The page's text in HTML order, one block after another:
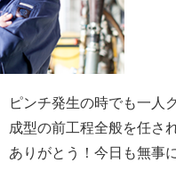
ピンチ発生の時でも一人
成型の前工程全般を任さ
ありがとう！今日も無事